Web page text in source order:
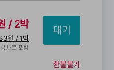
/ 2박
원 / 1박
사료 포함
환불불가